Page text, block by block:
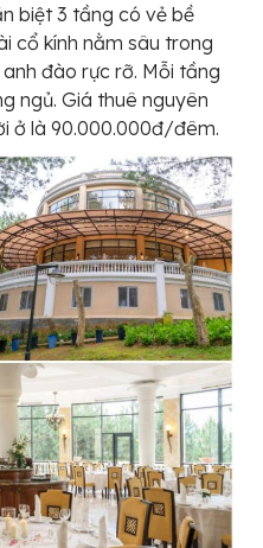
biệt 3 tầng có vẻ bề
cổ kính nằm sâu trong
đào rực rỡ. Mỗi tầng
ngủ. Giá thuê nguyên
ở là 90.000.000đ/đêm.